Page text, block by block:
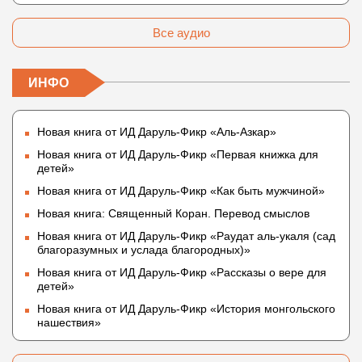
Все аудио
ИНФО
Новая книга от ИД Даруль-Фикр «Аль-Азкар»
Новая книга от ИД Даруль-Фикр «Первая книжка для
детей»
Новая книга от ИД Даруль-Фикр «Как быть мужчиной»
Новая книга: Священный Коран. Перевод смыслов
Новая книга от ИД Даруль-Фикр «Раудат аль-укаля (cад
благоразумных и услада благородных)»
Новая книга от ИД Даруль-Фикр «Рассказы о вере для
детей»
Новая книга от ИД Даруль-Фикр «История монгольского
нашествия»